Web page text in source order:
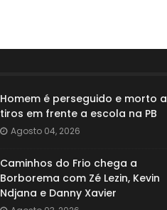
Homem é perseguido e morto a
tiros em frente a escola na PB
Agosto 04, 2026
Caminhos do Frio chega a
Borborema com Zé Lezin, Kevin
Ndjana e Danny Xavier